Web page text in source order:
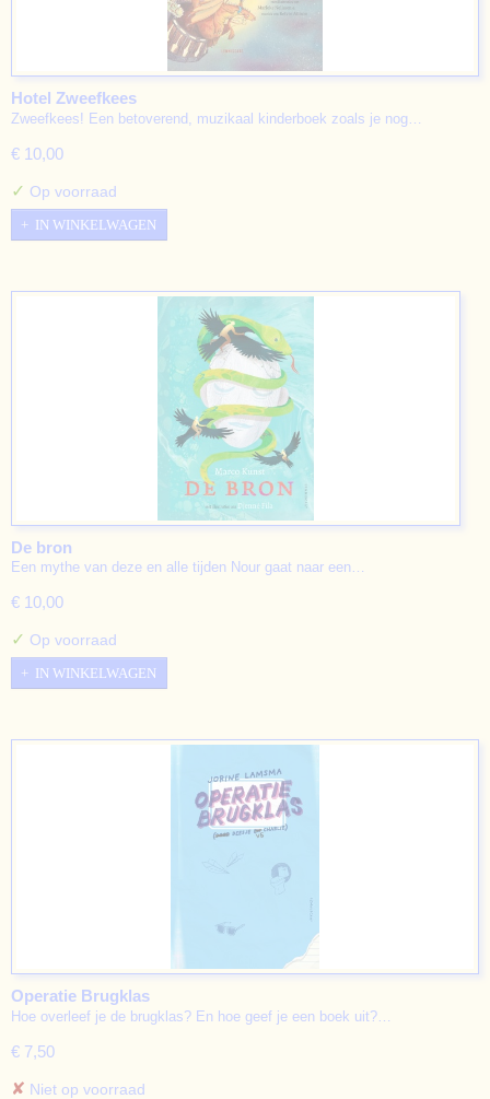
Hotel Zweefkees
Zweefkees! Een betoverend, muzikaal kinderboek zoals je nog…
€ 10,00
✓ Op voorraad
IN WINKELWAGEN
De bron
Een mythe van deze en alle tijden Nour gaat naar een…
€ 10,00
✓ Op voorraad
IN WINKELWAGEN
Operatie Brugklas
Hoe overleef je de brugklas? En hoe geef je een boek uit?…
€ 7,50
✘ Niet op voorraad